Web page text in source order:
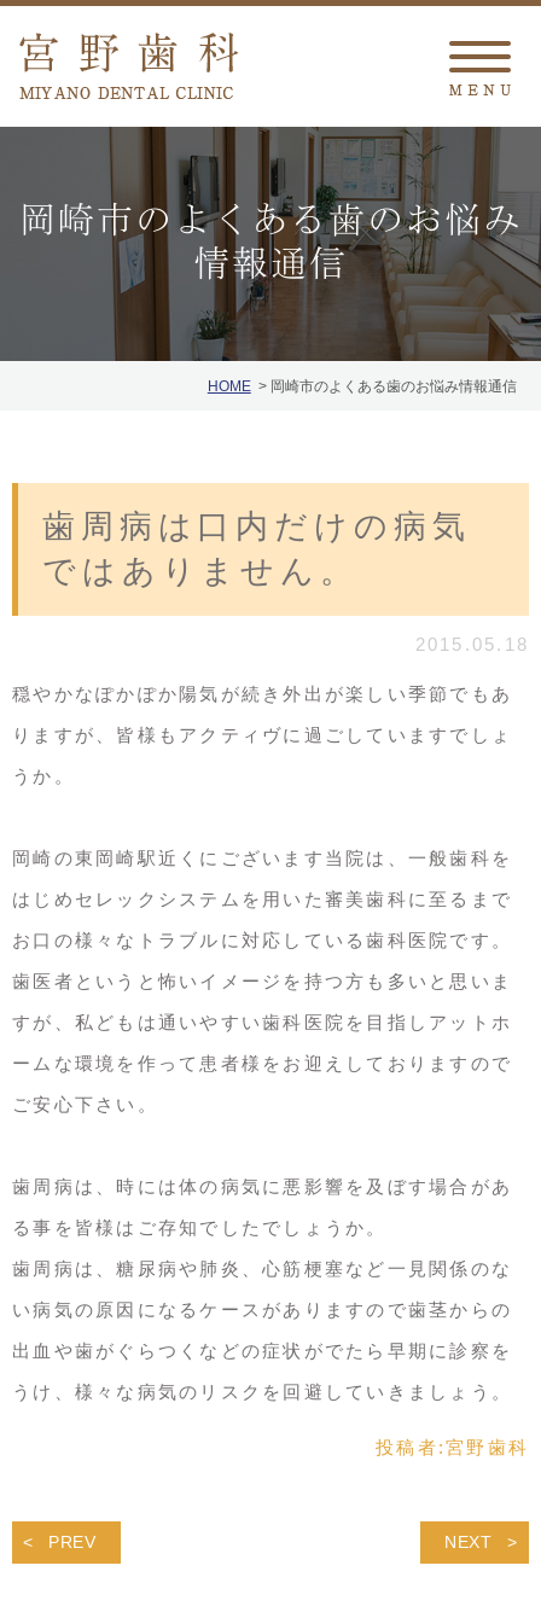
岡崎市のよくある歯のお悩み
情報通信
HOME 岡崎市のよくある歯のお悩み情報通信
歯周病は口内だけの病気
ではありません。
2015.05.18
穏やかなぽかぽか陽気が続き外出が楽しい季節でもあ
りますが、皆様もアクティヴに過ごしていますでしょ
うか。
岡崎の東岡崎駅近くにございます当院は、一般歯科を
はじめセレックシステムを用いた審美歯科に至るまで
お口の様々なトラブルに対応している歯科医院です。
歯医者というと怖いイメージを持つ方も多いと思いま
すが、私どもは通いやすい歯科医院を目指しアットホ
ームな環境を作って患者様をお迎えしておりますので
ご安心下さい。
歯周病は、時には体の病気に悪影響を及ぼす場合があ
る事を皆様はご存知でしたでしょうか。
歯周病は、糖尿病や肺炎、心筋梗塞など一見関係のな
い病気の原因になるケースがありますので歯茎からの
出血や歯がぐらつくなどの症状がでたら早期に診察を
うけ、様々な病気のリスクを回避していきましょう。
投稿者:宮野歯科
PREV NEXT